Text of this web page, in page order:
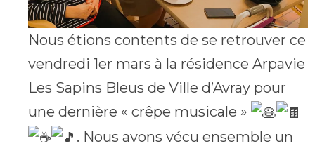
Nous étions contents de se retrouver ce
vendredi 1er mars à la résidence Arpavie
Les Sapins Bleus de Ville d’Avray pour
une dernière « crêpe musicale »
. Nous avons vécu ensemble un